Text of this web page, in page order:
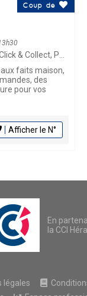
Coup de
Pâtisserie
faits maison,
des
pour vos
Afficher le N°
En
la CCI
légales